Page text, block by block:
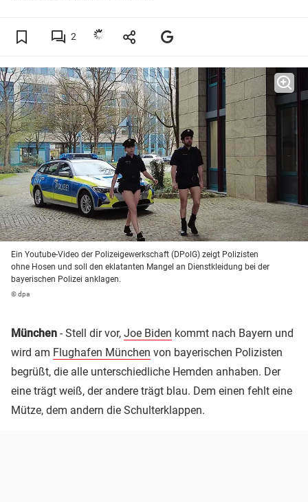
2
Ein Youtube-Video der Polizeigewerkschaft (DPolG) zeigt Polizisten
ohne Hosen und soll den eklatanten Mangel an Dienstkleidung bei der
bayerischen Polizei anklagen.
© dpa
München - Stell dir vor, Joe Biden kommt nach Bayern und
wird am Flughafen München von bayerischen Polizisten
begrüßt, die alle unterschiedliche Hemden anhaben. Der
eine trägt weiß, der andere trägt blau. Dem einen fehlt eine
Mütze, dem andern die Schulterklappen.